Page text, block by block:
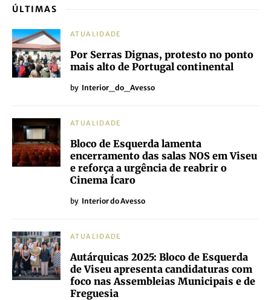
ÚLTIMAS
ATUALIDADE
Por Serras Dignas, protesto no ponto
mais alto de Portugal continental
by Interior_do_Avesso
ATUALIDADE
Bloco de Esquerda lamenta
encerramento das salas NOS em Viseu
e reforça a urgência de reabrir o
Cinema Ícaro
by Interior do Avesso
ATUALIDADE
Autárquicas 2025: Bloco de Esquerda
de Viseu apresenta candidaturas com
foco nas Assembleias Municipais e de
Freguesia